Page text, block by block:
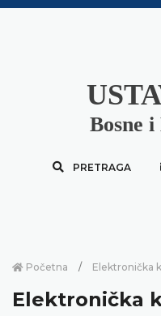
Bosne
PRETRAGA
Početna Elektronička
Elektronička